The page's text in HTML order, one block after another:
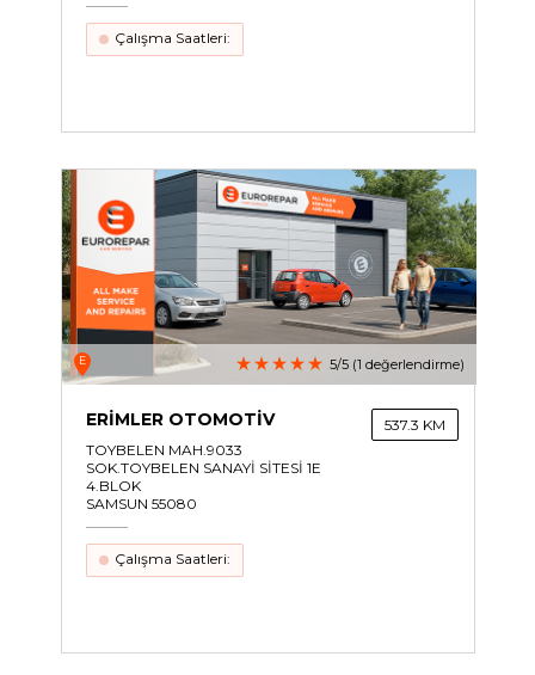
Çalışma Saatleri:
E 5/5 (1 değerlendirme)
ERİMLER OTOMOTİV
TOYBELEN MAH.9033
SOK.TOYBELEN SANAYİ SİTESİ 1E
4.BLOK
SAMSUN 55080
537.3 KM
Çalışma Saatleri: